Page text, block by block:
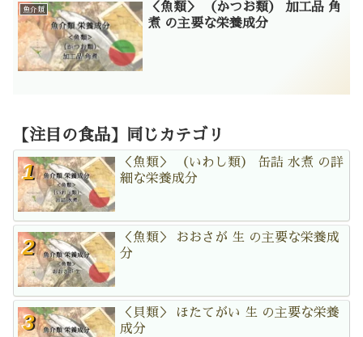
魚介類
＜魚類＞ （かつお類） 加工品 角
煮 の主要な栄養成分
【注目の食品】同じカテゴリ
＜魚類＞ （いわし類） 缶詰 水煮 の詳
細な栄養成分
＜魚類＞ おおさが 生 の主要な栄養成
分
＜貝類＞ ほたてがい 生 の主要な栄養
成分